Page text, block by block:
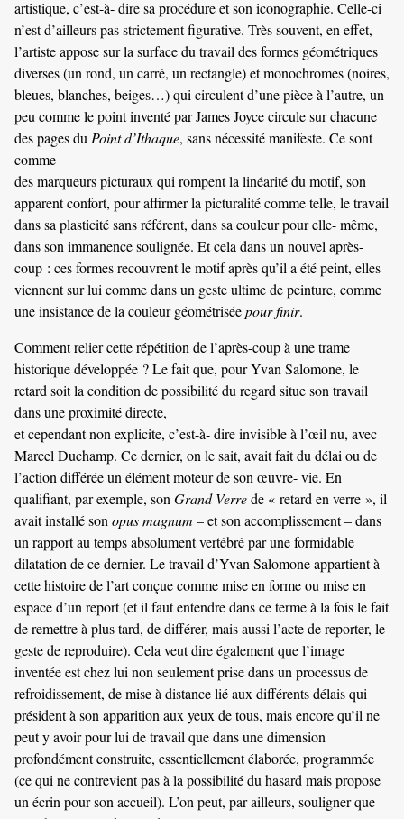
artistique, c’est-à- dire sa procédure et son iconographie. Celle-ci
n’est d’ailleurs pas strictement figurative. Très souvent, en effet,
l’artiste appose sur la surface du travail des formes géométriques
diverses (un rond, un carré, un rectangle) et monochromes (noires,
bleues, blanches, beiges…) qui circulent d’une pièce à l’autre, un
peu comme le point inventé par James Joyce circule sur chacune
des pages du Point d’Ithaque, sans nécessité manifeste. Ce sont
comme
des marqueurs picturaux qui rompent la linéarité du motif, son
apparent confort, pour affirmer la picturalité comme telle, le travail
dans sa plasticité sans référent, dans sa couleur pour elle- même,
dans son immanence soulignée. Et cela dans un nouvel après-
coup : ces formes recouvrent le motif après qu’il a été peint, elles
viennent sur lui comme dans un geste ultime de peinture, comme
une insistance de la couleur géométriséepour finir.
Comment relier cette répétition de l’après-coup à une trame
historique développée ? Le fait que, pour Yvan Salomone, le
retard soit la condition de possibilité du regard situe son travail
dans une proximité directe,
et cependant non explicite, c’est-à- dire invisible à l’œil nu, avec
Marcel Duchamp. Ce dernier, on le sait, avait fait du délai ou de
l’action différée un élément moteur de son œuvre- vie. En
qualifiant, par exemple, son Grand Verrede « retard en verre », il
avait installé son opus magnum – et son accomplissement – dans
un rapport au temps absolument vertébré par une formidable
dilatation de ce dernier. Le travail d’Yvan Salomone appartient à
cette histoire de l’art conçue comme mise en forme ou mise en
espace d’un report (et il faut entendre dans ce terme à la fois le fait
de remettre à plus tard, de différer, mais aussi l’acte de reporter, le
geste de reproduire). Cela veut dire également que l’image
inventée est chez lui non seulement prise dans un processus de
refroidissement, de mise à distance lié aux différents délais qui
président à son apparition aux yeux de tous, mais encore qu’il ne
peut y avoir pour lui de travail que dans une dimension
profondément construite, essentiellement élaborée, programmée
(ce qui ne contrevient pas à la possibilité du hasard mais propose
un écrin pour son accueil). L’on peut, par ailleurs, souligner que